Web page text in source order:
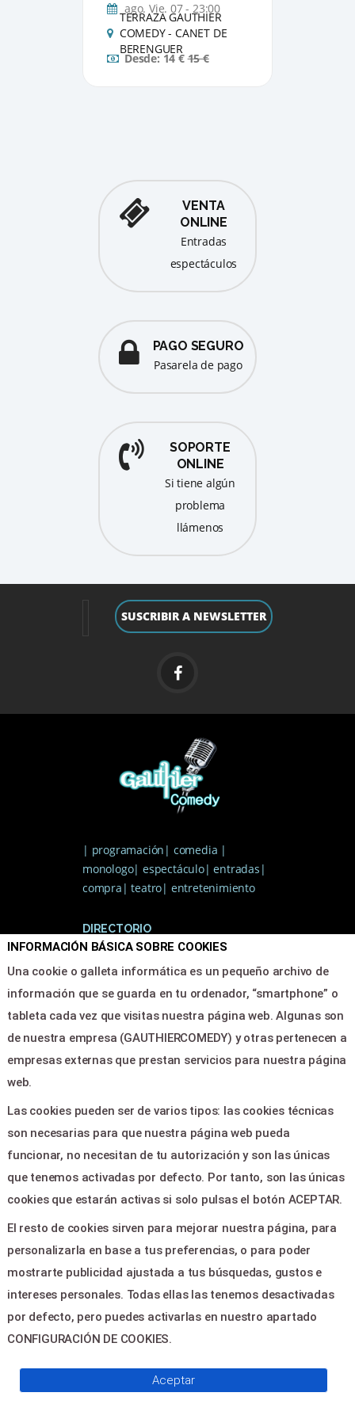
ago. Vie. 07 - 23:00
TERRAZA GAUTHIER
COMEDY - CANET DE
BERENGUER
Desde: 14 €15 €
VENTA
ONLINE
entradas
espectáculos
PAGO SEGURO
pasarela de pago
SOPORTE
ONLINE
Si tiene algún
problema
llámenos
| programación| comedia |
monologo| espectáculo| entradas|
compra| teatro| entretenimiento
DIRECTORIO
Inicio
Programacion
Area clientes
Contacto
Ayuda
Aviso legal
Política de privacidad
Contactar
CONTACTO
C/Jose segrelles 15 - Canet
info@grupogau.com
INFORMACIÓN BÁSICA SOBRE COOKIES
Una cookie o galleta informática es un pequeño archivo de
información que se guarda en tu ordenador, “smartphone” o
tableta cada vez que visitas nuestra página web. Algunas son
de nuestra empresa (GAUTHIERCOMEDY) y otras pertenecen a
empresas externas que prestan servicios para nuestra página
web.
Las cookies pueden ser de varios tipos: las cookies técnicas
son necesarias para que nuestra página web pueda
funcionar, no necesitan de tu autorización y son las únicas
que tenemos activadas por defecto. Por tanto, son las únicas
cookies que estarán activas si solo pulsas el botón ACEPTAR.
El resto de cookies sirven para mejorar nuestra página, para
personalizarla en base a tus preferencias, o para poder
mostrarte publicidad ajustada a tus búsquedas, gustos e
intereses personales. Todas ellas las tenemos desactivadas
por defecto, pero puedes activarlas en nuestro apartado
CONFIGURACIÓN DE COOKIES.
Aceptar